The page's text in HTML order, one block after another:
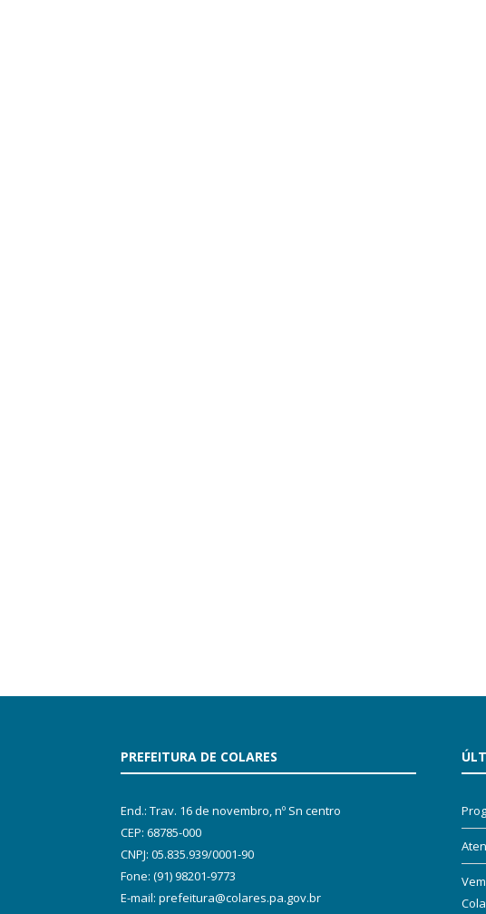
PREFEITURA DE COLARES
End.: Trav. 16 de novembro, nº Sn centro
CEP: 68785-000
CNPJ: 05.835.939/0001-90
Fone: (91) 98201-9773
E-mail: prefeitura@colares.pa.gov.br